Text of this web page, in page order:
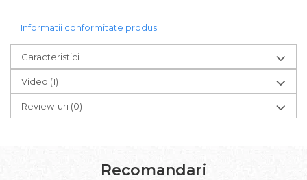
Informatii conformitate produs
Caracteristici
Video (1)
Review-uri (0)
Recomandari